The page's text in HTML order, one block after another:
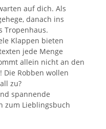
auf dich. Als
danach ins
Tropenhaus.
Klappen bieten
jede Menge
allein nicht an den
Die Robben wollen
zu?
spannende
zum Lieblingsbuch